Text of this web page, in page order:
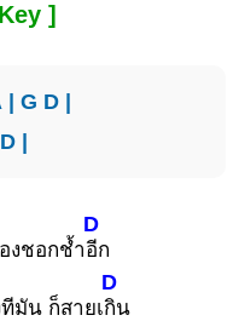
]
| G D |
D |
งชอกช้ำ
D
อีก
มัน ก็สายเ
D
กิน